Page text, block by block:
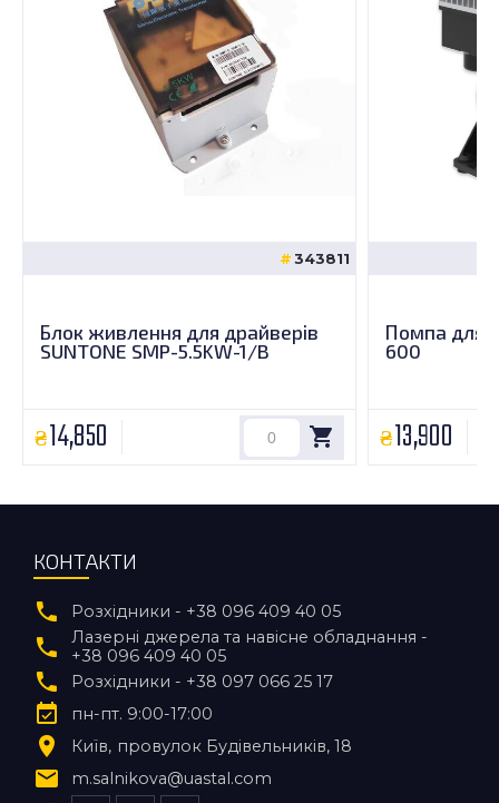
343811
Блок живлення для драйверів
SUNTONE SMP-5.5KW-1/B
14,850
Помпа для
600
13,900
КОНТАКТИ
Розхідники - +38 096 409 40 05
Лазерні джерела та навісне обладнання -
+38 096 409 40 05
Розхідники - +38 097 066 25 17
пн-пт. 9:00-17:00
Київ
провулок Будівельників, 18
m.salnikova@uastal.com